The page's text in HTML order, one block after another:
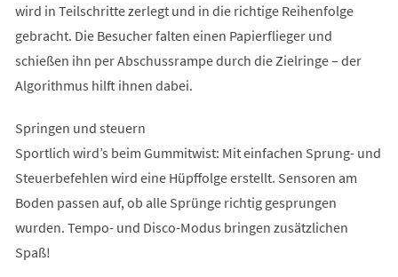
wird in Teilschritte zerlegt und in die richtige Reihenfolge
gebracht. Die Besucher falten einen Papierflieger und
schießen ihn per Abschussrampe durch die Zielringe – der
Algorithmus hilft ihnen dabei.
Springen und steuern
Sportlich wird’s beim Gummitwist: Mit einfachen Sprung- und
Steuerbefehlen wird eine Hüpffolge erstellt. Sensoren am
Boden passen auf, ob alle Sprünge richtig gesprungen
wurden. Tempo- und Disco-Modus bringen zusätzlichen
Spaß!